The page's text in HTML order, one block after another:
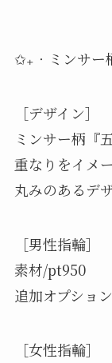
✩₊‧ミンサー
［デザイン］
ミンサー柄『
重なりをイメ
丸みのあるデザ
［男性指輪］
素材/pt950
追加オプショ
［女性指輪］